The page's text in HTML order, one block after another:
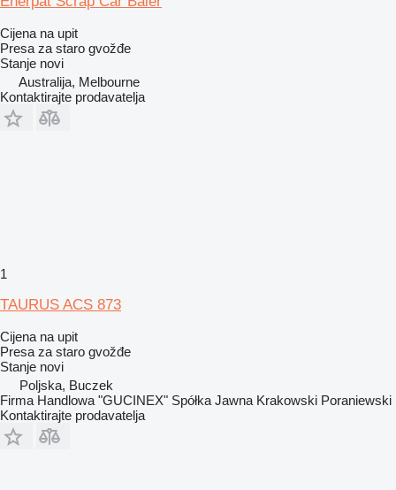
Cijena na upit
Presa za staro gvožđe
Stanje novi
Australija, Melbourne
Kontaktirajte prodavatelja
1
TAURUS ACS 873
Cijena na upit
Presa za staro gvožđe
Stanje novi
Poljska, Buczek
Firma Handlowa "GUCINEX" Spółka Jawna Krakowski Poraniewski
Kontaktirajte prodavatelja